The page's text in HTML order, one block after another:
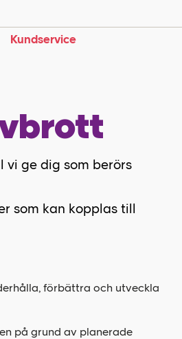
Kundservice
ge dig som berörs
som kan kopplas till
förbättra och utveckla
på grund av planerade